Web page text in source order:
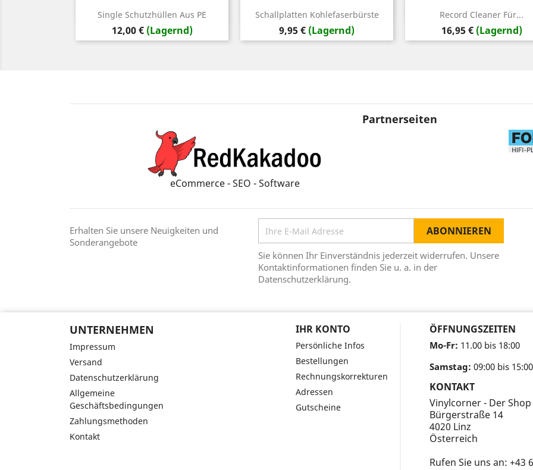
Single Schutzhüllen Aus PE
Preis
12,00 € (Lagernd)
Vorschau Schallplatten Kohlefaserbürste
Preis
9,95 € (Lagernd)
Vorschau Record Cleaner Für...
Preis
16,95 € (Lagernd)
Vorschau
Partnerseiten
eCommerce - SEO - Software
Erhalten Sie unsere Neuigkeiten und
Sonderangebote
Sie können Ihr Einverständnis jederzeit widerrufen. Unsere
Kontaktinformationen finden Sie u. a. in der
Datenschutzerklärung.
UNTERNEHMEN
Impressum
Versand
Datenschutzerklärung
Allgemeine
Geschäftsbedingungen
Zahlungsmethoden
Kontakt
IHR KONTO
Persönliche Infos
Bestellungen
Rechnungskorrekturen
Adressen
Gutscheine
ÖFFNUNGSZEITEN
Mo-Fr: 11.00 bis 18:00
Samstag: 09:00 bis 15:00
KONTAKT
Vinylcorner - Der
Bürgerstraße 14
4020 Linz
Österreich
Rufen Sie uns an: +43